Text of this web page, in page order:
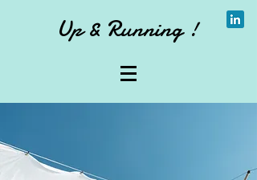
Up & Running !